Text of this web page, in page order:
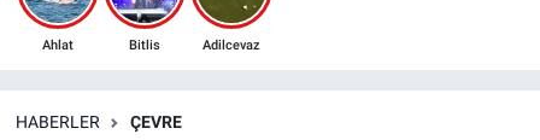
Ahlat Bitlis Adilcevaz
HABERLER ÇEVRE
Çevre
Süper Lig Puan Durumu ve Fikstür